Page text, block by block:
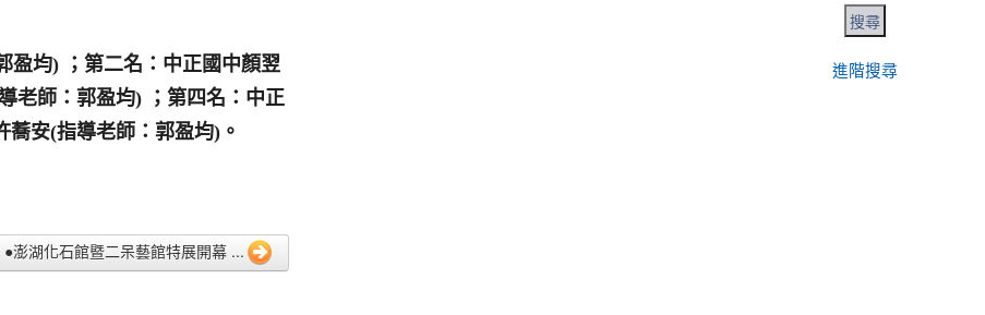
盈均) ；第二名：中正國中顏翌
老師：郭盈均) ；第四名：中正
安(指導老師：郭盈均)。
澎湖化石館暨二呆藝館特展開幕 ...
進階搜尋